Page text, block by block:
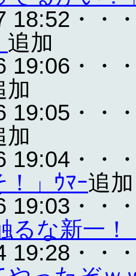
18:52・・
追加
19:06・・
加
19:05・・
加
19:04・・
」ｳﾏｰ追加
19:03・・
るな新一！
19:28・・